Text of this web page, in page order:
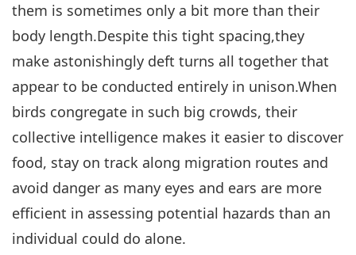
them is sometimes only a bit more than their
body length.Despite this tight spacing,they
make astonishingly deft turns all together that
appear to be conducted entirely in unison.When
birds congregate in such big crowds, their
collective intelligence makes it easier to discover
food, stay on track along migration routes and
avoid danger as many eyes and ears are more
efficient in assessing potential hazards than an
individual could do alone.